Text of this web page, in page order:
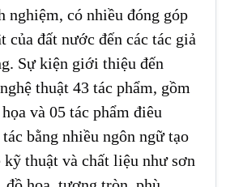
nghiệm, có nhiều đóng góp
của đất nước đến các tác giả
Sự kiện giới thiệu đến
thuật 43 tác phẩm, gồm
và 05 tác phẩm điêu
bằng nhiều ngôn ngữ tạo
kỹ thuật và chất liệu như sơn